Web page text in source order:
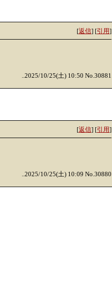
[返信] [引用]
..2025/10/25(土) 10:50 No.30881
[返信] [引用]
..2025/10/25(土) 10:09 No.30880